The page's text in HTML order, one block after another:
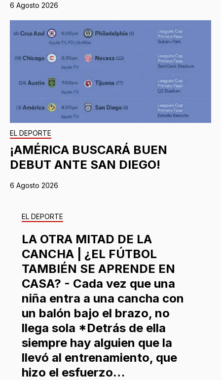
6 Agosto 2026
EL DEPORTE
¡AMÉRICA BUSCARÁ BUEN
DEBUT ANTE SAN DIEGO!
6 Agosto 2026
EL DEPORTE
LA OTRA MITAD DE LA
CANCHA | ¿EL FÚTBOL
TAMBIÉN SE APRENDE EN
CASA? - Cada vez que una
niña entra a una cancha con
un balón bajo el brazo, no
llega sola *Detrás de ella
siempre hay alguien que la
llevó al entrenamiento, que
hizo el esfuerzo…